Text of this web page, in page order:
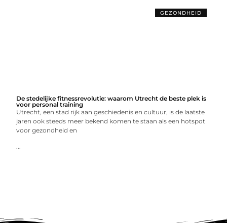
GEZONDHEID
De stedelijke fitnessrevolutie: waarom Utrecht de beste plek is
voor personal training
Utrecht, een stad rijk aan geschiedenis en cultuur, is de laatste
jaren ook steeds meer bekend komen te staan als een hotspot
voor gezondheid en
...